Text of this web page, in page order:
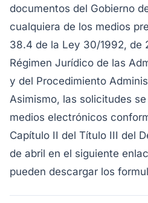
documentos del Gobierno
cualquiera de los medios
38.4 de la Ley 30/1992, de
Régimen Jurídico de las
y del Procedimiento
Asimismo, las solicitudes
medios electrónicos
Capítulo II del Título III del
de abril en el siguiente
pueden descargar los